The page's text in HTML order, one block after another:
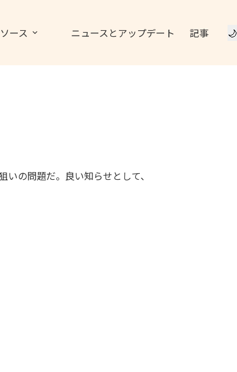
ース ニュースとアップデート 記事 🌙
の問題だ。良い知らせとして、